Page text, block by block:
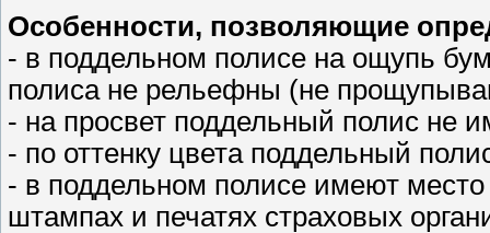
Особенности, позволяющие
- в поддельном полисе на ощупь
полиса не рельефны (не
- на просвет поддельный полис не
- по оттенку цвета поддельный
- в поддельном полисе имеют
штампах и печатях страховых